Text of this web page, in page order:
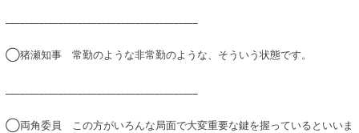
◯猪瀬知事 常勤のような非常勤のような、そういう状態です。
◯両角委員 この方がいろんな局面で大変重要な鍵を握っているといいま